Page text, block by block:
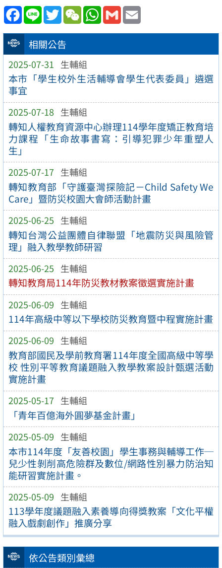
相關公告
2025-07-31 生輔組
本市「學生校外生活輔導會學生代表委員」遴選
事宜
2025-07-18 生輔組
轉知人權教育資源中心辦理114學年度矯正教育培
力課程「生命故事書寫：引導犯罪少年重塑人
生」
2025-07-17 生輔組
轉知教育部「守護臺灣探險記－Child Safety We
Care」暨防災校園大會師活動計畫
2025-06-25 生輔組
轉知台灣公益團體自律聯盟「地震防災與風險管
理」融入教學教師研習
2025-06-25 生輔組
轉知教育局114年防災教材教案徵選實施計畫
2025-06-09 生輔組
114年高級中等以下學校防災教育暨中程實施計畫
2025-06-09 生輔組
教育部國民及學前教育署114年度全國高級中等學
校 性別平等教育議題融入教學教案設計甄選活動
實施計畫
2025-05-17 生輔組
「青年百億海外圓夢基金計畫」
2025-05-09 生輔組
本市114年度「友善校園」學生事務與輔導工作─
兒少性剝削高危險群及數位/網路性別暴力防治知
能研習實施計畫。
2025-05-09 生輔組
113學年度議題融入素養導向得獎教案「文化平權
融入戲劇創作」推廣分享
依公告類別彙總
Facebook
Line TwitterWeChatWhatsApp
Gmail